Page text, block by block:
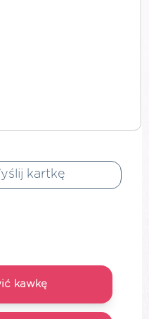
kartkę
kawkę